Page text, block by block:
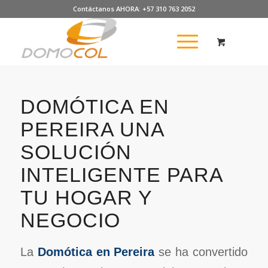
Contáctanos AHORA: +57 310 763 2052
DOMÓTICA EN
PEREIRA UNA
SOLUCIÓN
INTELIGENTE PARA
TU HOGAR Y
NEGOCIO
La Domótica en Pereirase ha convertido